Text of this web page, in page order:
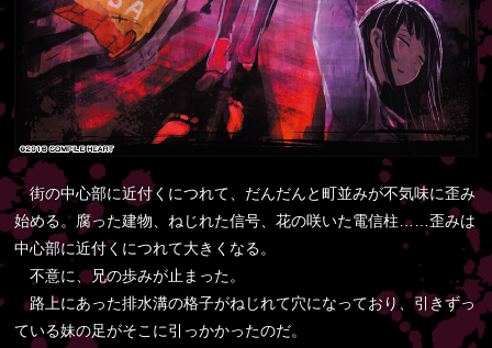
街の中心部に近付くにつれて、だんだんと町並みが不気味に歪み
始める。腐った建物、ねじれた信号、花の咲いた電信柱……歪みは
中心部に近付くにつれて大きくなる。
不意に、兄の歩みが止まった。
路上にあった排水溝の格子がねじれて穴になっており、引きずっ
ている妹の足がそこに引っかかったのだ。